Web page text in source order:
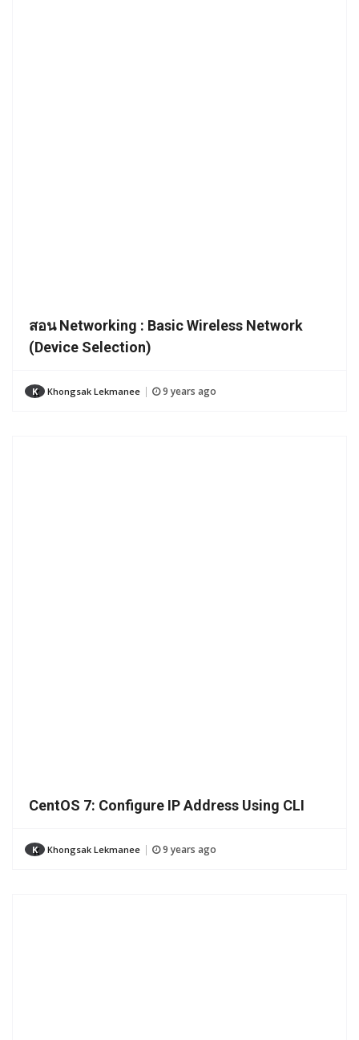
สอน Networking : Basic Wireless Network
(Device Selection)
K Khongsak Lekmanee 9 years ago
CentOS 7: Configure IP Address Using CLI
K Khongsak Lekmanee 9 years ago